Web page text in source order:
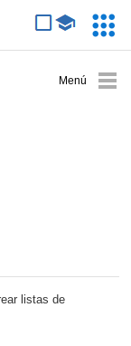
listas de